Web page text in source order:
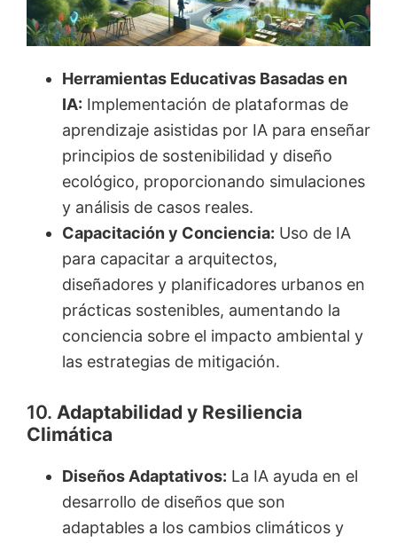
Herramientas Educativas Basadas en
IA: Implementación de plataformas de
aprendizaje asistidas por IA para enseñar
principios de sostenibilidad y diseño
ecológico, proporcionando simulaciones
y análisis de casos reales.
Capacitación y Conciencia: Uso de IA
para capacitar a arquitectos,
diseñadores y planificadores urbanos en
prácticas sostenibles, aumentando la
conciencia sobre el impacto ambiental y
las estrategias de mitigación.
10. Adaptabilidad y Resiliencia
Climática
Diseños Adaptativos: La IA ayuda en el
desarrollo de diseños que son
adaptables a los cambios climáticos y